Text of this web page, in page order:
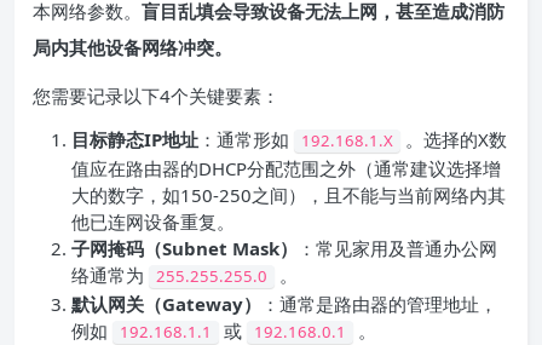
本网络参数。 盲目乱填会导致设备无法上网，甚至造成消防
局内其他设备网络冲突。
您需要记录以下4个关键要素：
目标静态IP地址 ：通常形如 192.168.1.X
。选择的X数
值应在路由器的DHCP分配范围之外（通常建议选择增
大的数字，如150-250之间），且不能与当前网络内其
他已连网设备重复。
子网掩码 （Subnet Mask）
：常见家用及普通办公网
络通常为
255.255.255.0
。
默认网关 （Gateway）
：通常是路由器的管理地址，
例如
192.168.1.1 或 192.168.0.1
。